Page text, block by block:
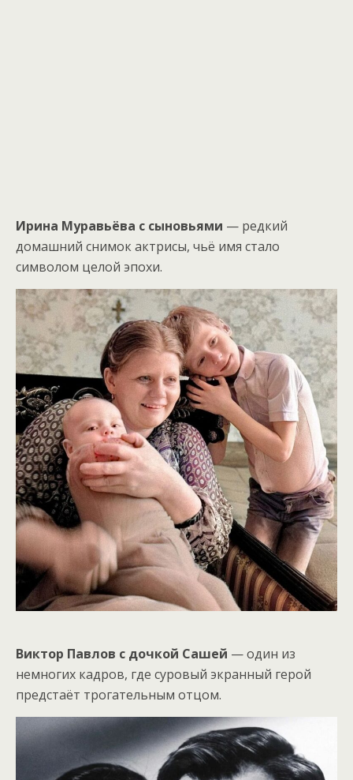
Ирина Муравьёва с сыновьями — редкий
домашний снимок актрисы, чьё имя стало
символом целой эпохи.
Виктор Павлов с дочкой Сашей — один из
немногих кадров, где суровый экранный герой
предстаёт трогательным отцом.